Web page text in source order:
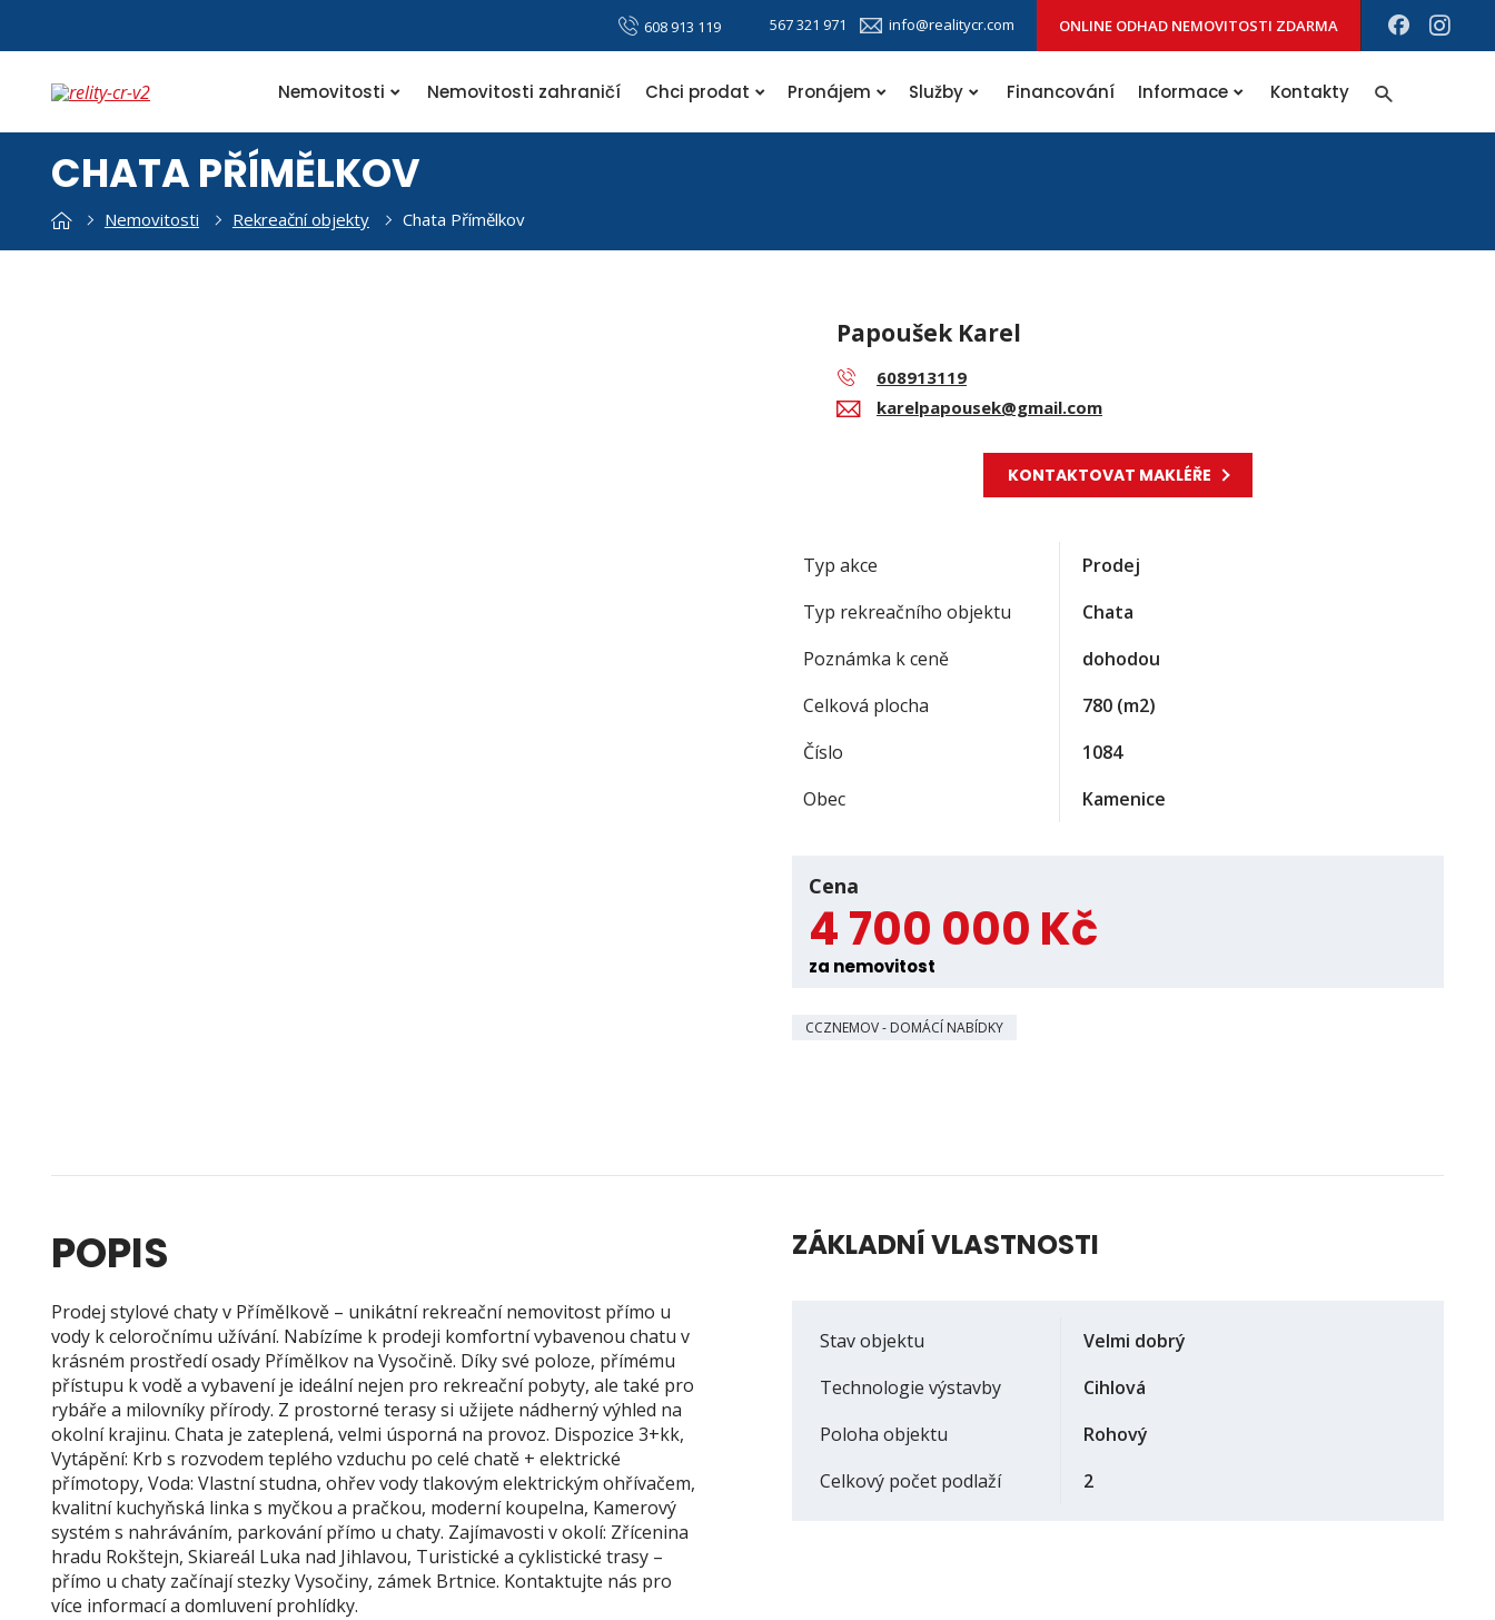
567 321 971
608 913 119 info@realitycr.com ONLINE ODHAD NEMOVITOSTI ZDARMA
Nemovitosti Nemovitosti zahraničí Chci prodat Pronájem Služby Financování Informace Kontakty
CHATA PŘÍMĚLKOV
Nemovitosti Rekreační objekty Chata Přímělkov
Papoušek Karel
608913119
karelpapousek@gmail.com
KONTAKTOVAT MAKLÉŘE
Typ akce
Prodej
Typ rekreačního objektu
Chata
Poznámka k ceně
dohodou
Celková plocha
780 (m2)
Číslo
1084
Obec
Kamenice
Cena
4 700 000 Kč
za nemovitost
CCZNEMOV - DOMÁCÍ NABÍDKY
POPIS
Prodej stylové chaty v Přímělkově – unikátní rekreační nemovitost přímo u
vody k celoročnímu užívání. Nabízíme k prodeji komfortní vybavenou chatu v
krásném prostředí osady Přímělkov na Vysočině. Díky své poloze, přímému
přístupu k vodě a vybavení je ideální nejen pro rekreační pobyty, ale také pro
rybáře a milovníky přírody. Z prostorné terasy si užijete nádherný výhled na
okolní krajinu. Chata je zateplená, velmi úsporná na provoz. Dispozice 3+kk,
Vytápění: Krb s rozvodem teplého vzduchu po celé chatě + elektrické
přímotopy, Voda: Vlastní studna, ohřev vody tlakovým elektrickým ohřívačem,
kvalitní kuchyňská linka s myčkou a pračkou, moderní koupelna, Kamerový
systém s nahráváním, parkování přímo u chaty. Zajímavosti v okolí: Zřícenina
hradu Rokštejn, Skiareál Luka nad Jihlavou, Turistické a cyklistické trasy –
přímo u chaty začínají stezky Vysočiny, zámek Brtnice. Kontaktujte nás pro
více informací a domluvení prohlídky.
ZÁKLADNÍ VLASTNOSTI
Stav objektu
Velmi dobrý
Technologie výstavby
Cihlová
Poloha objektu
Rohový
Celkový počet podlaží
2